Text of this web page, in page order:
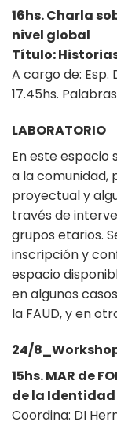
16hs. Charla
nivel global
Título:
A cargo de: Esp.
17.45hs.
LABORATORIO
En este espacio
a la comunidad,
proyectual y
través de
grupos etarios.
inscripción y
espacio
en algunos
la FAUD, y en
24/
15hs. MAR de
de la
Coordina: DI